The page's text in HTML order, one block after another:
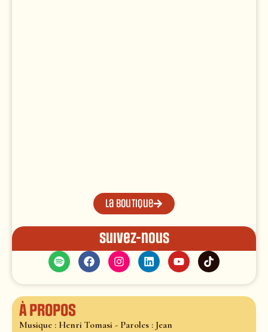
La boutique
Suivez-nous
À propos
Musique : Henri Tomasi - Paroles : Jean